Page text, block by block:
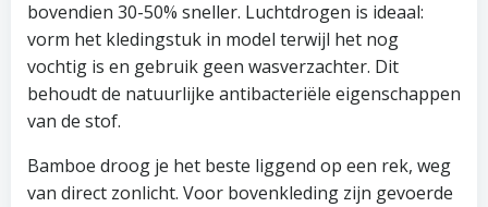
bovendien 30-50% sneller. Luchtdrogen is ideaal:
vorm het kledingstuk in model terwijl het nog
vochtig is en gebruik geen wasverzachter. Dit
behoudt de natuurlijke antibacteriële eigenschappen
van de stof.
Bamboe droog je het beste liggend op een rek, weg
van direct zonlicht. Voor bovenkleding zijn gevoerde